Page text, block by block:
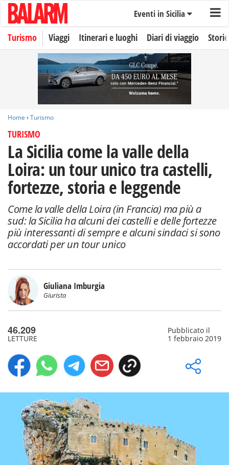
Eventi in Sicilia
Turismo Viaggi Itinerari e luoghi Diari di viaggio Storie
Home › Turismo
TURISMO
La Sicilia come la valle della
Loira: un tour unico tra castelli,
fortezze, storia e leggende
Come la valle della Loira (in Francia) ma più a
sud: la Sicilia ha alcuni dei castelli e delle fortezze
più interessanti di sempre e alcuni sindaci si sono
accordati per un tour unico
Giuliana Imburgia
Giurista
46.209
LETTURE
Pubblicato il
1 febbraio 2019